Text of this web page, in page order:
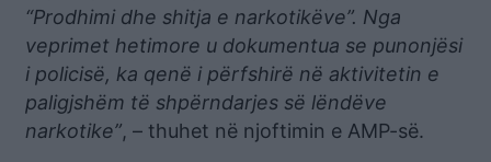
“Prodhimi dhe shitja e narkotikëve”. Nga
veprimet hetimore u dokumentua se punonjësi
i policisë, ka qenë i përfshirë në aktivitetin e
paligjshëm të shpërndarjes së lëndëve
narkotike”, – thuhet në njoftimin e AMP-së.